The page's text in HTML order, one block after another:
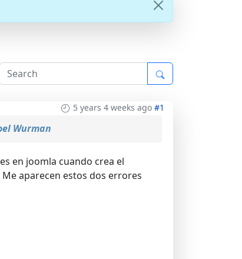
5 years 4 weeks ago #1
Wurman
en joomla cuando crea el
aparecen estos dos errores